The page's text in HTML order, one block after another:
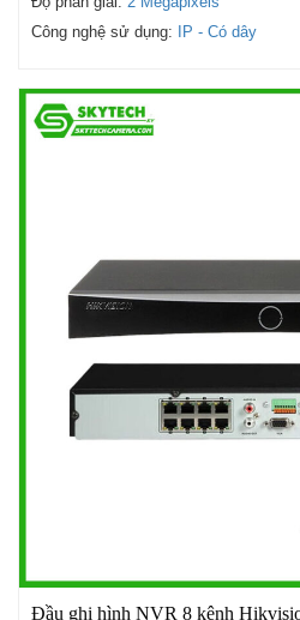
Công nghệ sử dụng: IP - Có dây
Đầu ghi hình NVR 8 kênh